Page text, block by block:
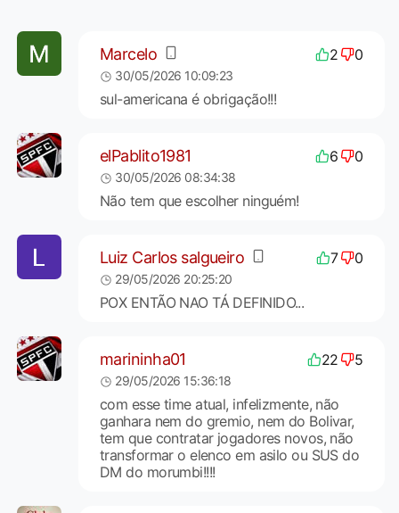
Marcelo 2 0
30/05/2026 10:09:23
sul-americana é obrigação!!!
elPablito1981 6 0
30/05/2026 08:34:38
Não tem que escolher ninguém!
Luiz Carlos salgueiro 7 0
29/05/2026 20:25:20
POX ENTÃO NAO TÁ DEFINIDO...
marininha01 22 5
29/05/2026 15:36:18
com esse time atual, infelizmente, não
ganhara nem do gremio, nem do Bolivar,
tem que contratar jogadores novos, não
transformar o elenco em asilo ou SUS do
DM do morumbi!!!!